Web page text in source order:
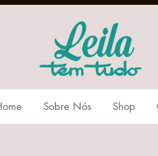
Sobre Nós Shop